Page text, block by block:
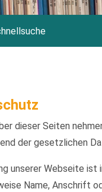
dieser Seiten
der gesetzlichen
unserer Webseite
Name, Anschrift